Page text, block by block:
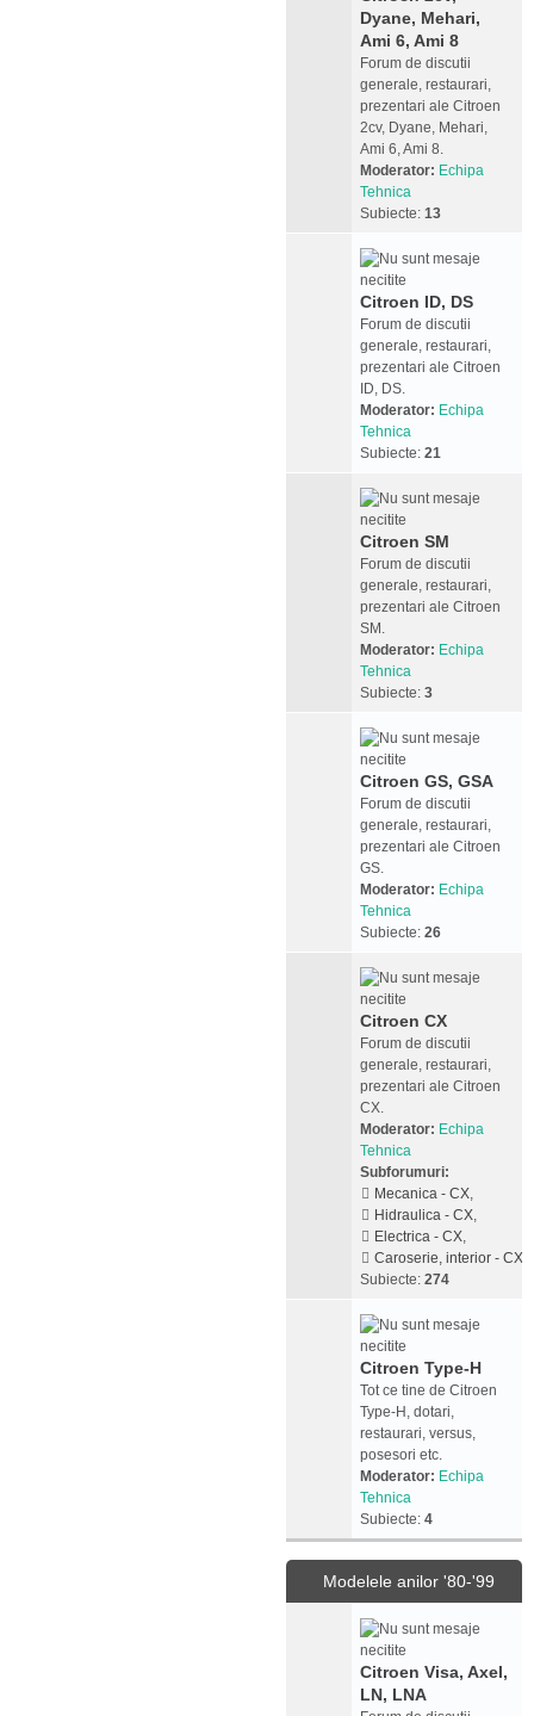
Dyane, Mehari,
Ami 6, Ami 8
Forum de discutii
generale, restaurari,
prezentari ale Citroen
2cv, Dyane, Mehari,
Ami 6, Ami 8.
Moderator: Echipa
Tehnica
Subiecte: 13
Citroen ID, DS
Forum de discutii
generale, restaurari,
prezentari ale Citroen
ID, DS.
Moderator: Echipa
Tehnica
Subiecte: 21
Citroen SM
Forum de discutii
generale, restaurari,
prezentari ale Citroen
SM.
Moderator: Echipa
Tehnica
Subiecte: 3
Citroen GS, GSA
Forum de discutii
generale, restaurari,
prezentari ale Citroen
GS.
Moderator: Echipa
Tehnica
Subiecte: 26
Citroen CX
Forum de discutii
generale, restaurari,
prezentari ale Citroen
CX.
Moderator: Echipa
Tehnica
Subforumuri:
Mecanica - CX,
Hidraulica - CX,
Electrica - CX,
Caroserie, interior - CX
Subiecte: 274
Citroen Type-H
Tot ce tine de Citroen
Type-H, dotari,
restaurari, versus,
posesori etc.
Moderator: Echipa
Tehnica
Subiecte: 4
Modelele anilor '80-'99
Citroen Visa, Axel,
LN, LNA